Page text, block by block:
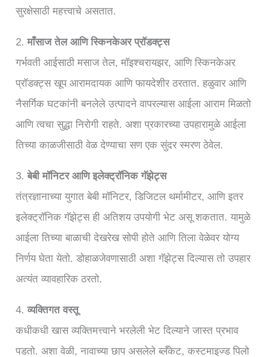
सुरक्षेसाठी महत्त्वाचे असतात.
2.माँसाज तेल आणि स्किनकेअर प्रॉडक्ट्स
गर्भवती आईसाठी मसाज तेल, मॉइश्चरायझर, आणि स्किनकेअर
प्रॉडक्ट्स खूप आरामदायक आणि फायदेशीर ठरतात. हळुवार आणि
नैसर्गिक घटकांनी बनलेले उत्पादने वापरल्यास आईला आराम मिळतो
आणि त्वचा सुद्धा निरोगी राहते. अशा प्रकारच्या उपहारामुळे आईला
तिच्या काळजीसाठी वेळ देण्याचा सण एक सुंदर स्मरण ठेवेल.
3.बेबी मॉनिटर आणि इलेक्ट्रॉनिक गॅझेट्स
तंत्रज्ञानाच्या युगात बेबी मॉनिटर, डिजिटल थर्मामीटर, आणि इतर
इलेक्ट्रॉनिक गॅझेट्स ही अतिशय उपयोगी भेट असू शकतात. यामुळे
आईला तिच्या बाळाची देखरेख सोपी होते आणि तिला वेळेवर योग्य
निर्णय घेता येतो. डोहाळजेवणासाठी अशा गॅझेट्स दिल्यास तो उपहार
अत्यंत व्यावहारिक ठरतो.
4.व्यक्तिगत वस्तू
कधीकधी खास व्यक्तिमत्त्वाने भरलेली भेट दिल्याने जास्त प्रभाव
पडतो. अशा वेळी, नावाच्या छाप असलेले ब्लँकेट, कस्टमाइज्ड पिलो